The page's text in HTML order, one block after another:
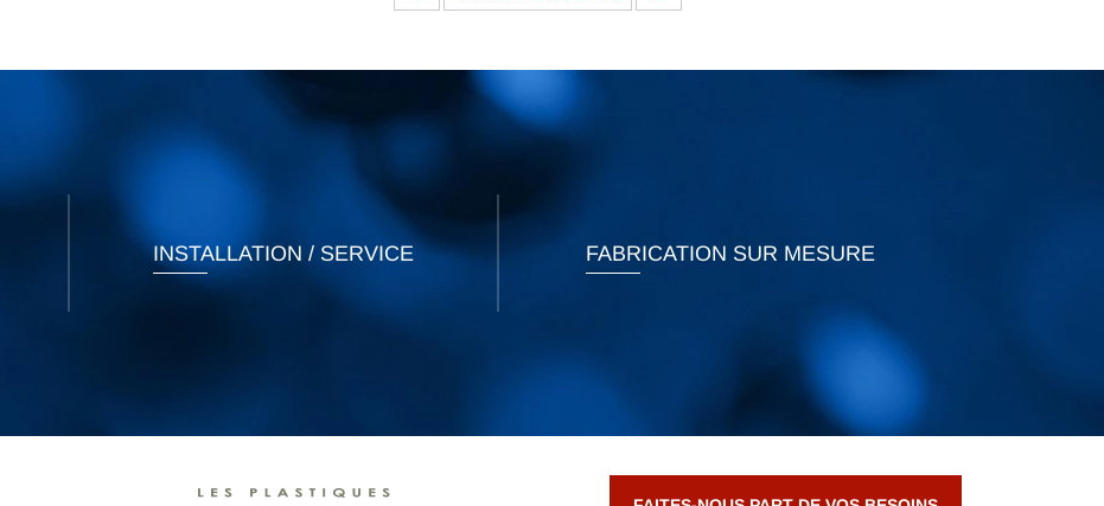
INSTALLATION / SERVICE FABRICATION SUR MESURE